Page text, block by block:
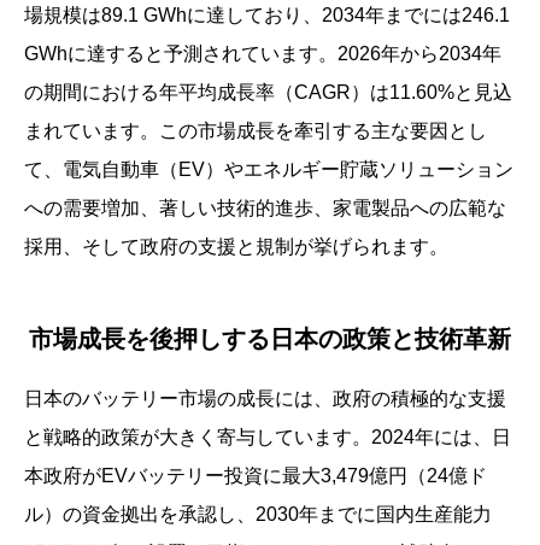
場規模は89.1 GWhに達しており、2034年までには246.1
GWhに達すると予測されています。2026年から2034年
の期間における年平均成長率（CAGR）は11.60%と見込
まれています。この市場成長を牽引する主な要因とし
て、電気自動車（EV）やエネルギー貯蔵ソリューション
への需要増加、著しい技術的進歩、家電製品への広範な
採用、そして政府の支援と規制が挙げられます。
市場成長を後押しする日本の政策と技術革新
日本のバッテリー市場の成長には、政府の積極的な支援
と戦略的政策が大きく寄与しています。2024年には、日
本政府がEVバッテリー投資に最大3,479億円（24億ド
ル）の資金拠出を承認し、2030年までに国内生産能力